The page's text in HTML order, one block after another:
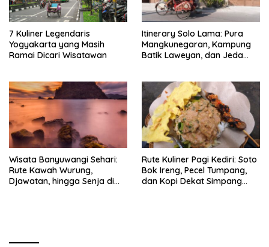
7 Kuliner Legendaris
Yogyakarta yang Masih
Ramai Dicari Wisatawan
Itinerary Solo Lama: Pura
Mangkunegaran, Kampung
Batik Laweyan, dan Jeda
Wisata Banyuwangi Sehari:
Rute Kawah Wurung,
Djawatan, hingga Senja di
Rute Kuliner Pagi Kediri: Soto
Bok Ireng, Pecel Tumpang,
dan Kopi Dekat Simpang